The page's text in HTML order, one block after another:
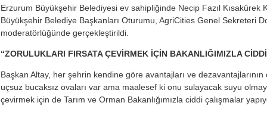
Erzurum Büyükşehir Belediyesi ev sahipliğinde Necip Fazıl Kısakürek
Büyükşehir Belediye Başkanları Oturumu, AgriCities Genel Sekreteri
moderatörlüğünde gerçekleştirildi.
“ZORULUKLARI FIRSATA ÇEVİRMEK İÇİN BAKANLIĞIMIZLA
Başkan Altay, her şehrin kendine göre avantajları ve dezavantajlarının
uçsuz bucaksız ovaları var ama maalesef ki onu sulayacak suyu
çevirmek için de Tarım ve Orman Bakanlığımızla ciddi çalışmalar